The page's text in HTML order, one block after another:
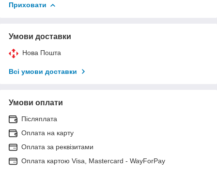
Приховати
Умови доставки
Нова Пошта
Всі умови доставки
Умови оплати
Післяплата
Оплата на карту
Оплата за реквізитами
Оплата картою Visa, Mastercard - WayForPay